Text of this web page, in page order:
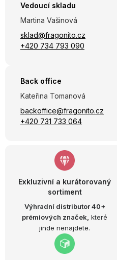
Vedoucí skladu
Martina Vašinová
sklad@fragonito.cz
+420 734 793 090
Back office
Kateřina Tomanová
backoffice@fragonito.cz
+420 731 733 064
Exkluzivní a kurátorovaný
sortiment
Výhradní distributor 40+
prémiových značek, které
jinde nenajdete.